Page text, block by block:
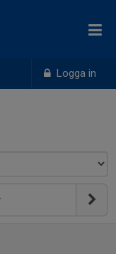
Logga in